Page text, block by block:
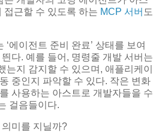
접근할 수 있도록 하는 MCP 서버 도
에이전트 준비 완료’ 상태를 보여
다. 예를 들어, 명령줄 개발 서버는
는지 감지할 수 있으며, 애플리케이
중인지 파악할 수 있다. 작은 변화
사용하는 아스트로 개발자들을 수
걸음들이다.
미를 지닐까?